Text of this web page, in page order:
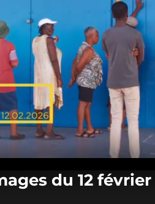
du 12 février